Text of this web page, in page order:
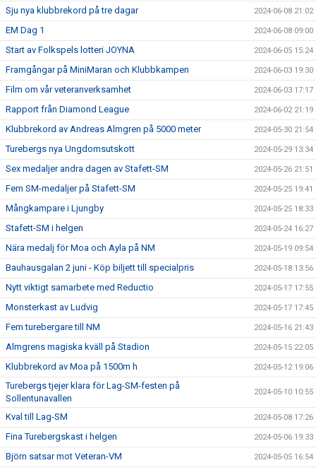
Sju nya klubbrekord på tre dagar 2024-06-08 21:02
EM Dag 1 2024-06-08 09:00
Start av Folkspels lotteri JOYNA 2024-06-05 15:24
Framgångar på MiniMaran och Klubbkampen 2024-06-03 19:30
Film om vår veteranverksamhet 2024-06-03 17:17
Rapport från Diamond League 2024-06-02 21:19
Klubbrekord av Andreas Almgren på 5000 meter 2024-05-30 21:54
Turebergs nya Ungdomsutskott 2024-05-29 13:34
Sex medaljer andra dagen av Stafett-SM 2024-05-26 21:51
Fem SM-medaljer på Stafett-SM 2024-05-25 19:41
Mångkampare i Ljungby 2024-05-25 18:33
Stafett-SM i helgen 2024-05-24 16:27
Nära medalj för Moa och Ayla på NM 2024-05-19 09:54
Bauhausgalan 2 juni - Köp biljett till specialpris 2024-05-18 13:56
Nytt viktigt samarbete med Reductio 2024-05-17 17:55
Monsterkast av Ludvig 2024-05-17 17:45
Fem turebergare till NM 2024-05-16 21:43
Almgrens magiska kväll på Stadion 2024-05-15 22:05
Klubbrekord av Moa på 1500m h 2024-05-12 19:06
Turebergs tjejer klara för Lag-SM-festen på
Sollentunavallen
2024-05-10 10:55
Kval till Lag-SM 2024-05-08 17:26
Fina Turebergskast i helgen 2024-05-06 19:33
Björn satsar mot Veteran-VM 2024-05-05 16:54